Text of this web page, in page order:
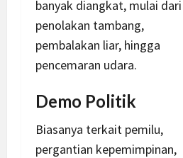
banyak diangkat, mulai dari
penolakan tambang,
pembalakan liar, hingga
pencemaran udara.
Demo Politik
Biasanya terkait pemilu,
pergantian kepemimpinan,